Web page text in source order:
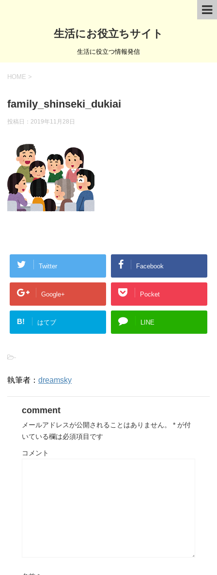
生活にお役立ちサイト
生活に役立つ情報発信
HOME >
family_shinseki_dukiai
投稿日： 2019年11月28日
Twitter Facebook
Google+ Pocket
B! はてブ LINE
-
執筆者： dreamsky
comment
メールアドレスが公開されることはありません。 * が付
いている欄は必須項目です
コメント